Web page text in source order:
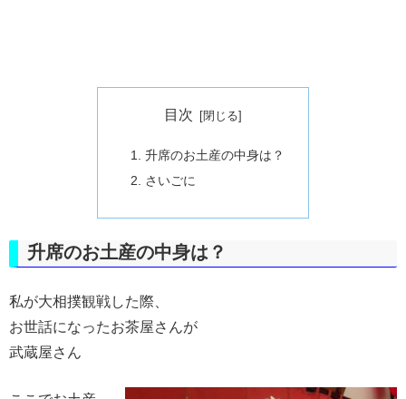
目次
升席のお土産の中身は？
さいごに
升席のお土産の中身は？
私が大相撲観戦した際、
お世話になったお茶屋さんが
武蔵屋さん